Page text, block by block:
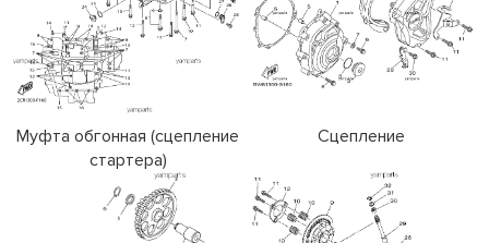
Муфта обгонная (сцепление
стартера)
Сцепление